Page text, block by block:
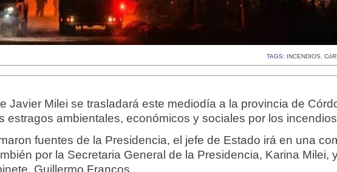
TAGS: INCENDIOS ,
Javier Milei se trasladará este mediodía a la provincia de
estragos ambientales, económicos y sociales por los
fuentes de la Presidencia, el jefe de Estado irá en una
por la Secretaria General de la Presidencia, Karina Milei,
Guillermo Francos.